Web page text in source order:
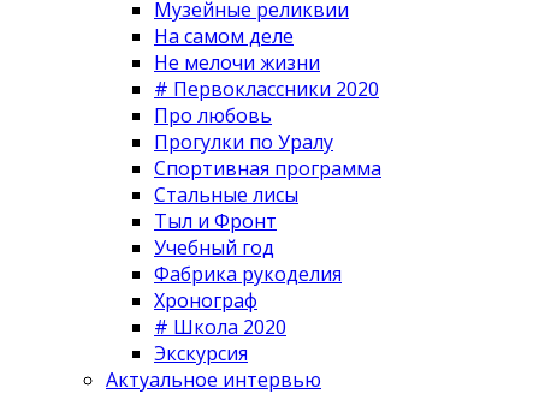
Музейные реликвии
На самом деле
Не мелочи жизни
# Первоклассники 2020
Про любовь
Прогулки по Уралу
Спортивная программа
Стальные лисы
Тыл и Фронт
Учебный год
Фабрика рукоделия
Хронограф
# Школа 2020
Экскурсия
Актуальное интервью